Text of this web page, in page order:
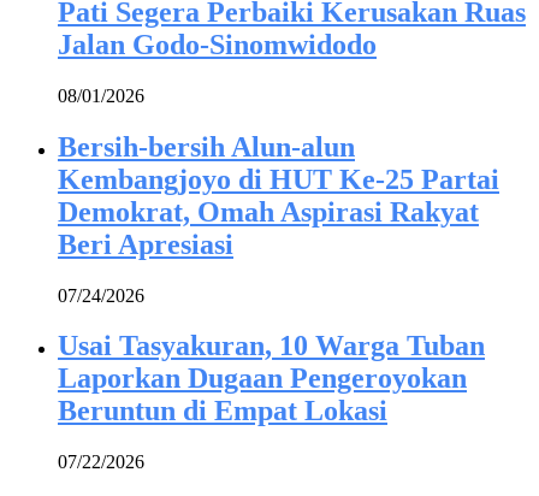
Pati Segera Perbaiki Kerusakan Ruas
Jalan Godo-Sinomwidodo
08/01/2026
Bersih-bersih Alun-alun
Kembangjoyo di HUT Ke-25 Partai
Demokrat, Omah Aspirasi Rakyat
Beri Apresiasi
07/24/2026
Usai Tasyakuran, 10 Warga Tuban
Laporkan Dugaan Pengeroyokan
Beruntun di Empat Lokasi
07/22/2026